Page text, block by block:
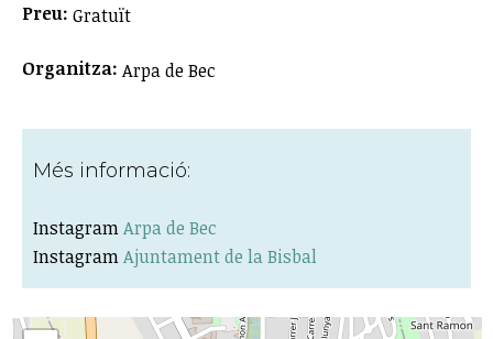
Preu: Gratuït
Organitza: Arpa de Bec
Més informació:
InstagramArpa de Bec
InstagramAjuntament de la Bisbal